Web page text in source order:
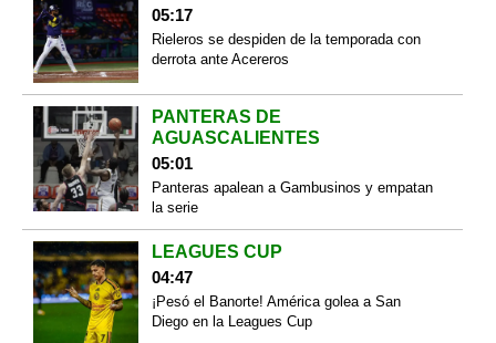
05:17
Rieleros se despiden de la temporada con
derrota ante Acereros
PANTERAS DE
AGUASCALIENTES
05:01
Panteras apalean a Gambusinos y empatan
la serie
LEAGUES CUP
04:47
¡Pesó el Banorte! América golea a San
Diego en la Leagues Cup